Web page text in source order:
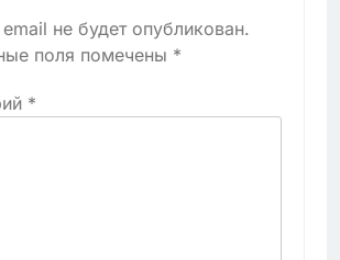
не будет опубликован.
поля помечены *
*